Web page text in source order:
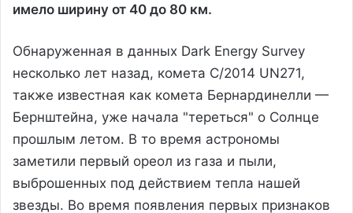
имело ширину от 40 до 80 км.
Обнаруженная в данных Dark Energy Survey
несколько лет назад, комета C/2014 UN271,
также известная как комета Бернардинелли —
Бернштейна, уже начала "тереться" о Солнце
прошлым летом. В то время астрономы
заметили первый ореол из газа и пыли,
выброшенных под действием тепла нашей
звезды. Во время появления первых признаков